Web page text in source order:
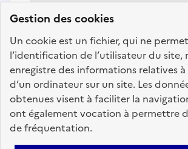
Gestion des cookies
Un cookie est un fichier, qui ne
l’identification de l’utilisateur du site,
enregistre des informations relatives
d’un ordinateur sur un site. Les
obtenues visent à faciliter la
ont également vocation à permettre
de fréquentation.
Chargé mission vie
citoyenne, et la politique
(h/f) - L'Ile-Saint-Denis
territoire
Localisation :
Seine Saint-Denis (93)
Fonction publique :
Fonction publique Territoriale
Employeur :
Communes
En ligne depuis le 22 juillet 2026